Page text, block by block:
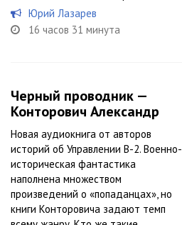
Юрий Лазарев
16 часов 31 минута
Черный проводник —
Конторович Александр
Новая аудиокнига от авторов
историй об Управлении В-2. Военно-
историческая фантастика
наполнена множеством
произведений о «попаданцах», но
книги Конторовича задают темп